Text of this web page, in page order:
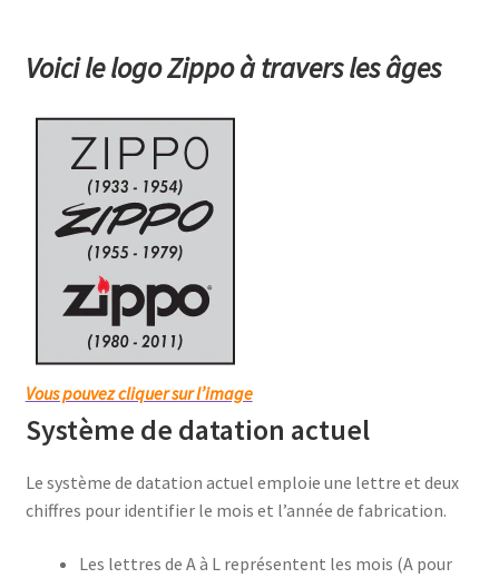
Voici le logo Zippo à travers les âges
Vous pouvez cliquer sur l’image
Système de datation actuel
Le système de datation actuel emploie une lettre et deux
chiffres pour identifier le mois et l’année de fabrication.
Les lettres de A à L représentent les mois (A pour